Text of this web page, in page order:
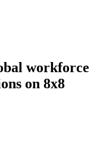
workforce
on 8x8